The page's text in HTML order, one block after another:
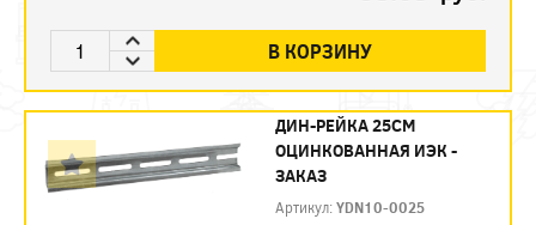
В КОРЗИНУ
ДИН-РЕЙКА 25СМ
ОЦИНКОВАННАЯ ИЭК -
ЗАКАЗ
Артикул:YDN10-0025